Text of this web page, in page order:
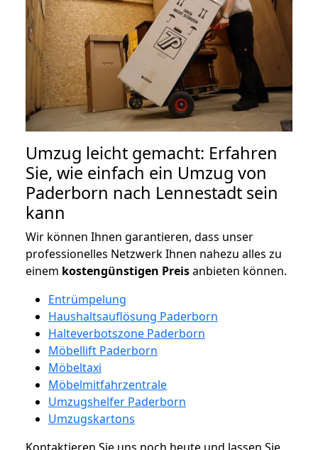
Umzug leicht gemacht: Erfahren
Sie, wie einfach ein Umzug von
Paderborn nach Lennestadt sein
kann
Wir können Ihnen garantieren, dass unser
professionelles Netzwerk Ihnen nahezu alles zu
einem kostengünstigen Preisanbieten können.
Entrümpelung
Haushaltsauflösung Paderborn
Halteverbotszone Paderborn
Möbellift Paderborn
Möbeltaxi
Möbelmitfahrzentrale
Umzugshelfer Paderborn
Umzugskartons
Kontaktieren Sie uns noch heute und lassen Sie